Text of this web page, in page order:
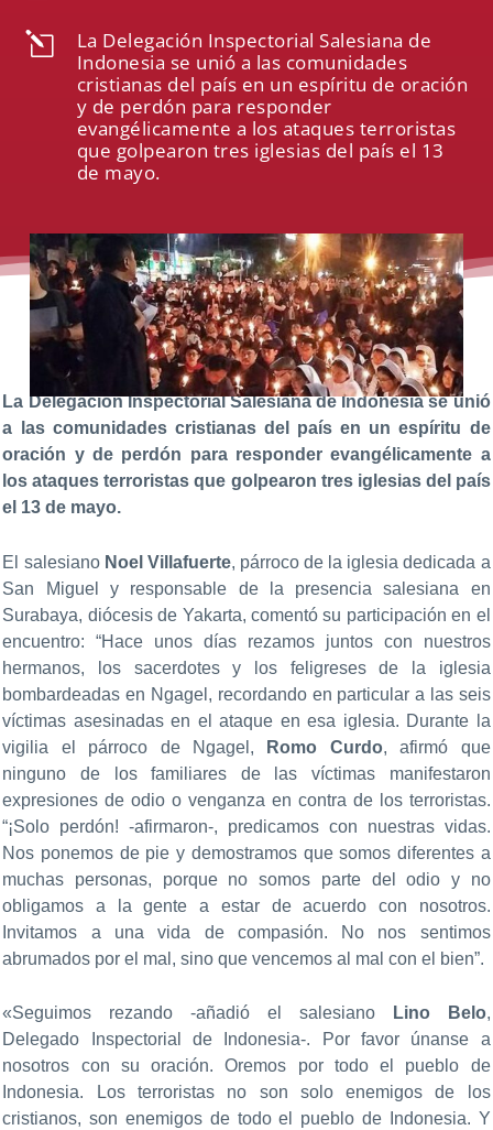
l
La Delegación Inspectorial Salesiana de
Indonesia se unió a las comunidades
cristianas del país en un espíritu de oración
y de perdón para responder
evangélicamente a los ataques terroristas
que golpearon tres iglesias del país el 13
de mayo.
La Delegación Inspectorial Salesiana de Indonesia se unió
a las comunidades cristianas del país en un espíritu de
oración y de perdón para responder evangélicamente a
los ataques terroristas que golpearon tres iglesias del país
el 13 de mayo.
El salesiano Noel Villafuerte, párroco de la iglesia dedicada a
San Miguel y responsable de la presencia salesiana en
Surabaya, diócesis de Yakarta, comentó su participación en el
encuentro: “Hace unos días rezamos juntos con nuestros
hermanos, los sacerdotes y los feligreses de la iglesia
bombardeadas en Ngagel, recordando en particular a las seis
víctimas asesinadas en el ataque en esa iglesia. Durante la
vigilia el párroco de Ngagel,
Romo Curdo, afirmó que
ninguno de los familiares de las víctimas manifestaron
expresiones de odio o venganza en contra de los terroristas.
“¡Solo perdón! -afirmaron-, predicamos con nuestras vidas.
Nos ponemos de pie y demostramos que somos diferentes a
muchas personas, porque no somos parte del odio y no
obligamos a la gente a estar de acuerdo con nosotros.
Invitamos a una vida de compasión. No nos sentimos
abrumados por el mal, sino que vencemos al mal con el bien”.
«Seguimos rezando -añadió el salesiano Lino Belo,
Delegado Inspectorial de Indonesia-. Por favor únanse a
nosotros con su oración. Oremos por todo el pueblo de
Indonesia. Los terroristas no son solo enemigos de los
cristianos, son enemigos de todo el pueblo de Indonesia. Y